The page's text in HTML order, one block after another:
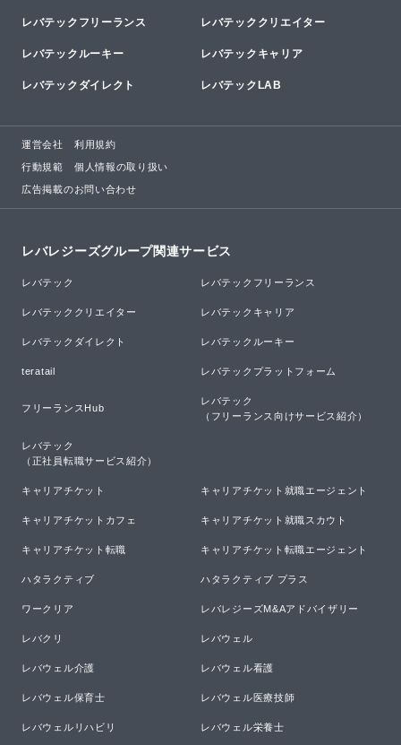
レバテックフリーランス レバテッククリエイター
レバテックルーキー レバテックキャリア
レバテックダイレクト レバテックLAB
運営会社 利用規約
行動規範 個人情報の取り扱い
広告掲載のお問い合わせ
レバレジーズグループ関連サービス
レバテック レバテックフリーランス
レバテッククリエイター レバテックキャリア
レバテックダイレクト レバテックルーキー
teratail レバテックプラットフォーム
フリーランスHub
レバテック
（フリーランス向けサービス紹介）
レバテック
（正社員転職サービス紹介）
キャリアチケット キャリアチケット就職エージェント
キャリアチケットカフェ キャリアチケット就職スカウト
キャリアチケット転職 キャリアチケット転職エージェント
ハタラクティブ ハタラクティブ プラス
ワークリア レバレジーズM&Aアドバイザリー
レバクリ レバウェル
レバウェル介護 レバウェル看護
レバウェル保育士 レバウェル医療技師
レバウェルリハビリ レバウェル栄養士